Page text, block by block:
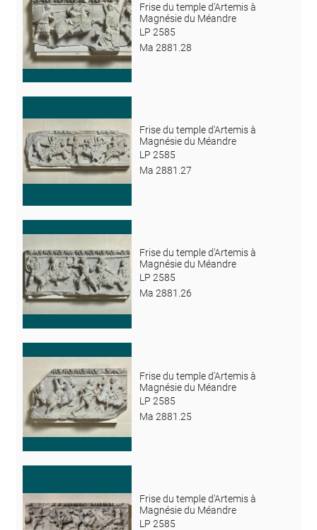
Frise du temple d'Artemis à
Magnésie du Méandre
LP 2585
Ma 2881.28
Frise du temple d'Artemis à
Magnésie du Méandre
LP 2585
Ma 2881.27
Frise du temple d'Artemis à
Magnésie du Méandre
LP 2585
Ma 2881.26
Frise du temple d'Artemis à
Magnésie du Méandre
LP 2585
Ma 2881.25
Frise du temple d'Artemis à
Magnésie du Méandre
LP 2585